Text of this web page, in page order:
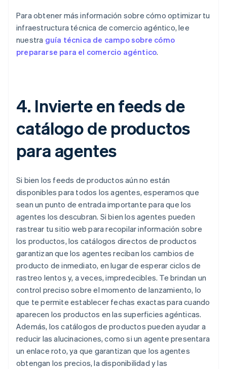
Para obtener más información sobre cómo optimizar tu
infraestructura técnica de comercio agéntico, lee
nuestra guía técnica de campo sobre cómo
prepararse para el comercio agéntico.
4. Invierte en feeds de
catálogo de productos
para agentes
Si bien los feeds de productos aún no están
disponibles para todos los agentes, esperamos que
sean un punto de entrada importante para que los
agentes los descubran. Si bien los agentes pueden
rastrear tu sitio web para recopilar información sobre
los productos, los catálogos directos de productos
garantizan que los agentes reciban los cambios de
producto de inmediato, en lugar de esperar ciclos de
rastreo lentos y, a veces, impredecibles. Te brindan un
control preciso sobre el momento de lanzamiento, lo
que te permite establecer fechas exactas para cuando
aparecen los productos en las superficies agénticas.
Además, los catálogos de productos pueden ayudar a
reducir las alucinaciones, como si un agente presentara
un enlace roto, ya que garantizan que los agentes
obtengan los precios, la disponibilidad y las